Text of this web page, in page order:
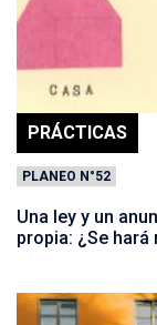
PRÁCTICAS
PLANEO N°52
Una ley y un
propia: ¿Se hará